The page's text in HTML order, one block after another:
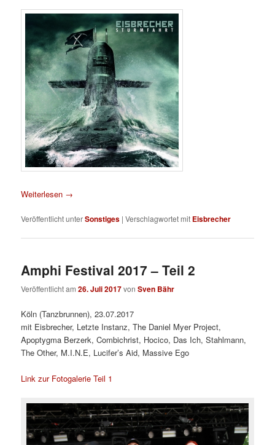
Weiterlesen →
Veröffentlicht unterSonstiges |Verschlagwortet mit Eisbrecher
Amphi Festival 2017 – Teil 2
Veröffentlicht am26. Juli 2017vonSven Bähr
Köln (Tanzbrunnen), 23.07.2017
mit Eisbrecher, Letzte Instanz, The Daniel Myer Project,
Apoptygma Berzerk, Combichrist, Hocico, Das Ich, Stahlmann,
The Other, M.I.N.E, Lucifer’s Aid, Massive Ego
Link zur Fotogalerie Teil 1